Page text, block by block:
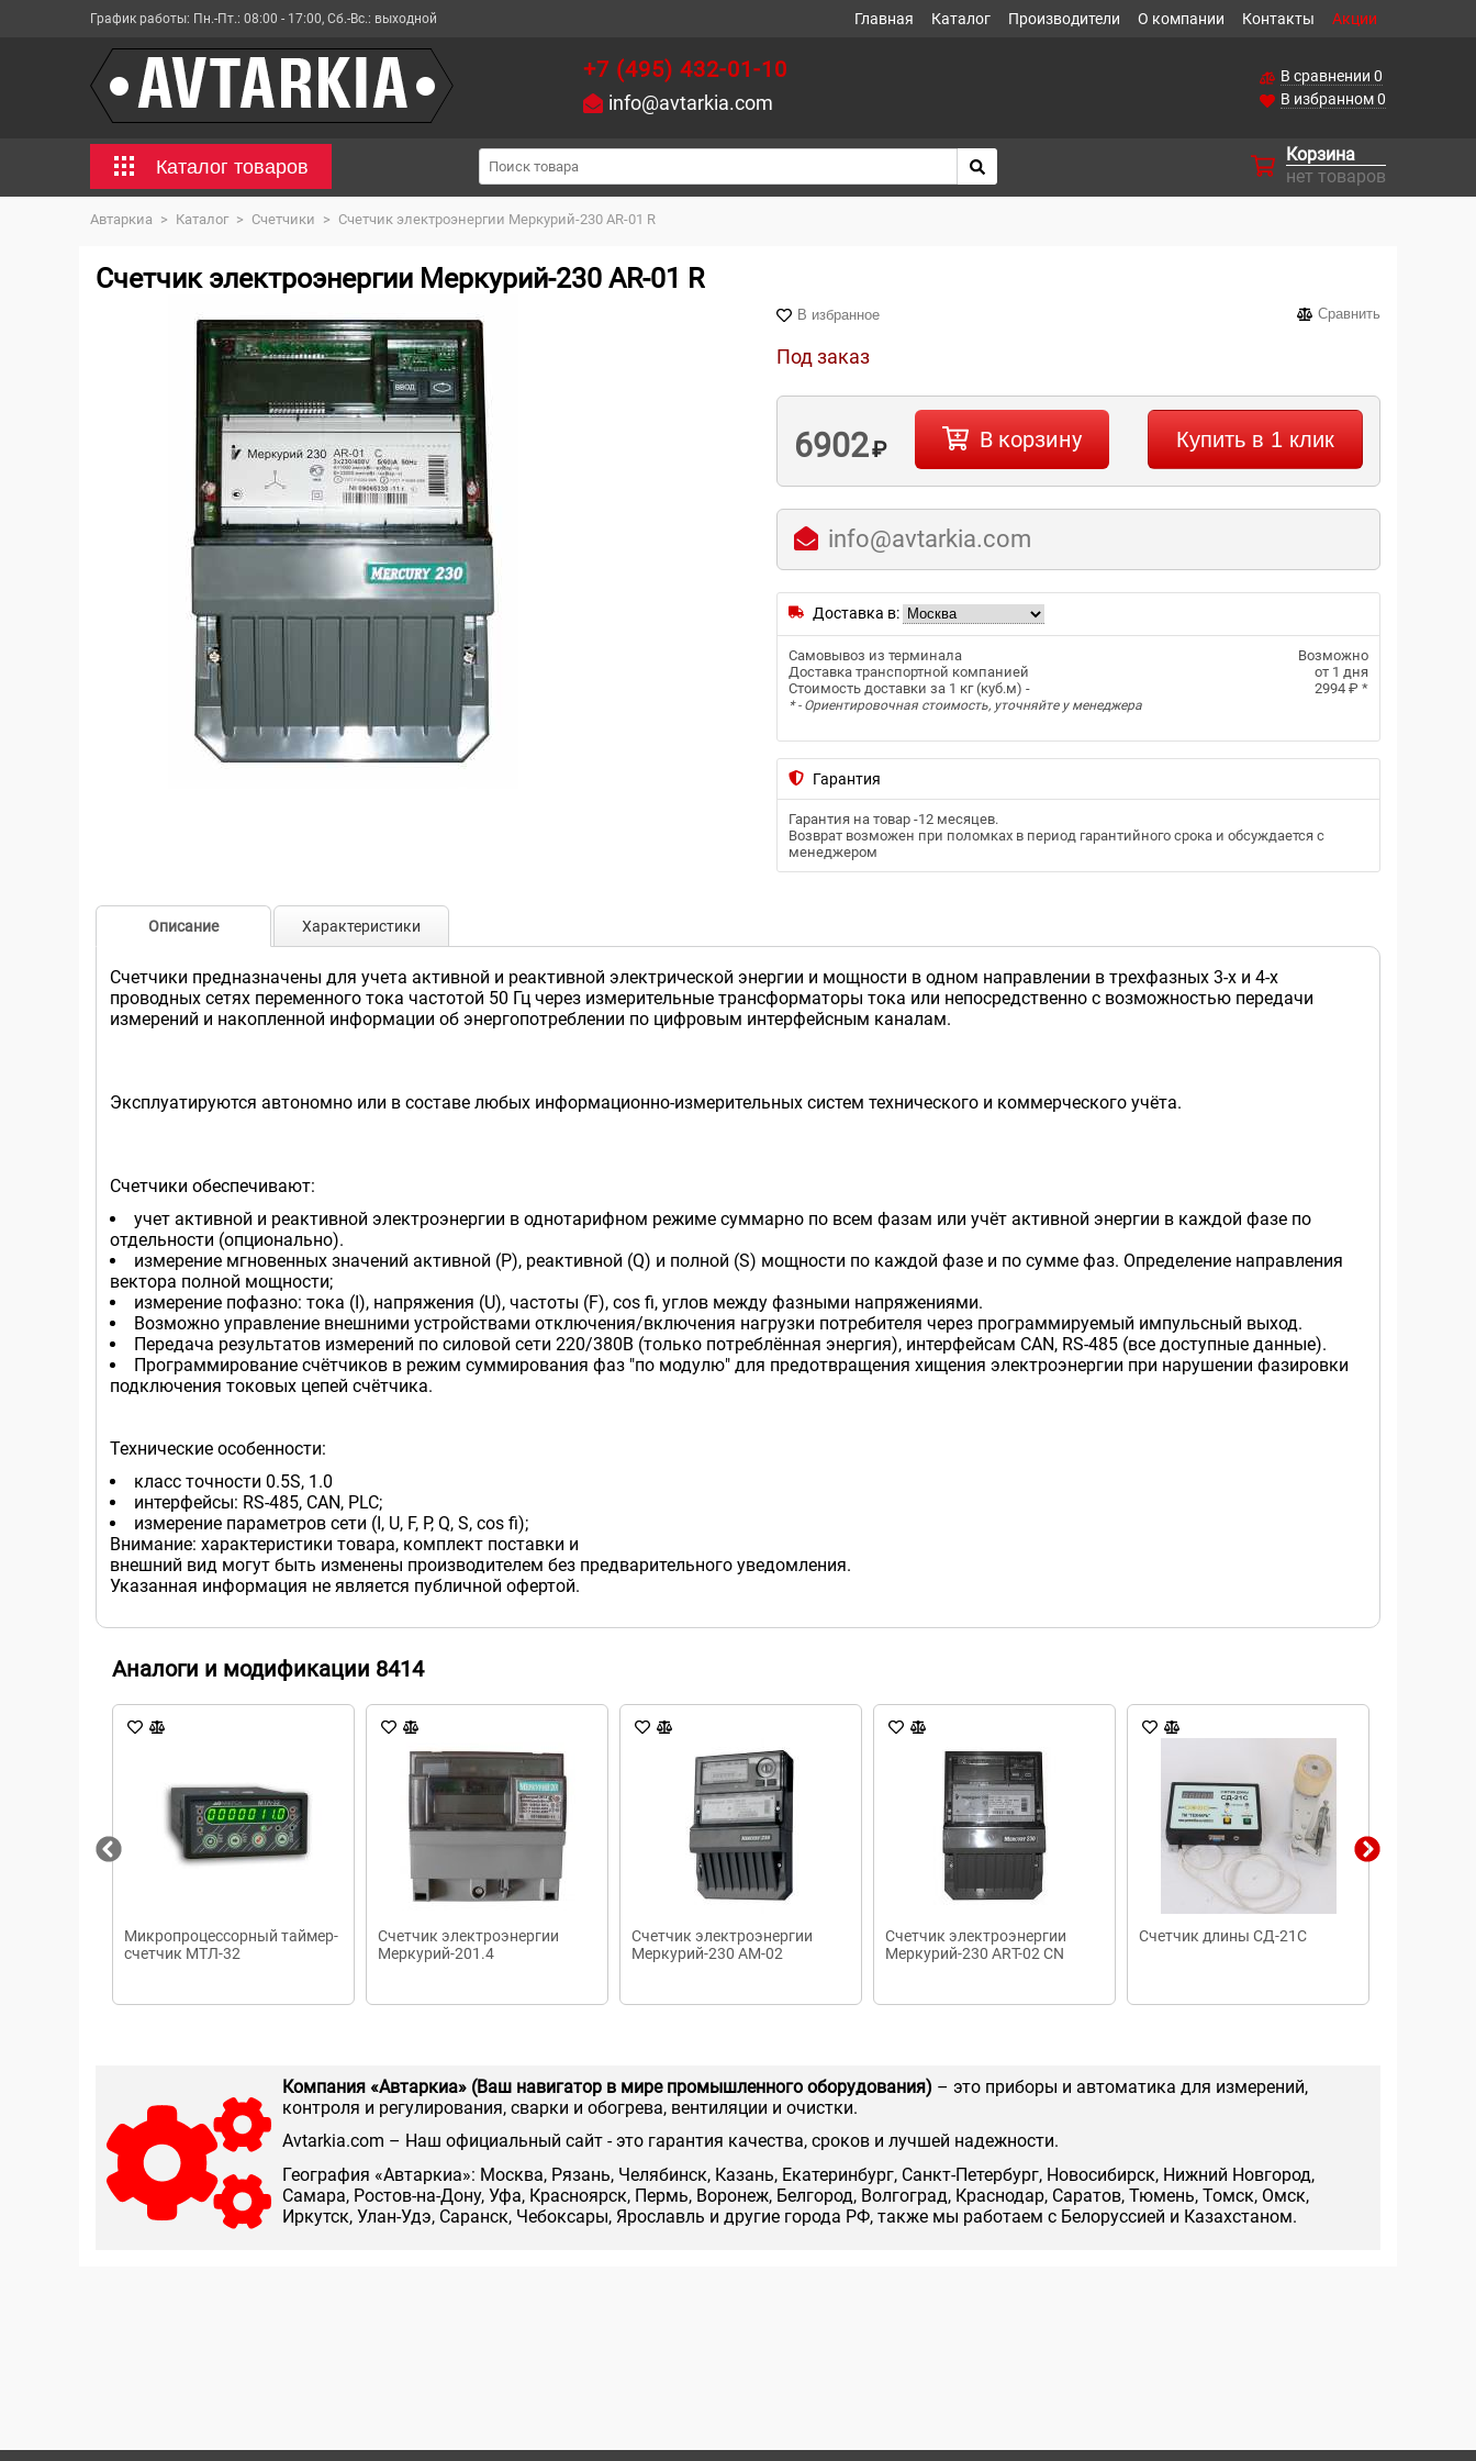
График работы: Пн.-Пт.: 08:00 - 17:00, Сб.-Вс.: выходной Главная Каталог Производители О компании Контакты Акции
+7 (495) 432-01-10
info@avtarkia.com
В сравнении 0
В избранном0
Каталог товаров
Корзина
нет товаров
Автаркиа > Каталог > Счетчики > Счетчик электроэнергии Меркурий-230 АR-01 R
Счетчик электроэнергии Меркурий-230 АR-01 R
В избранное Сравнить
Под заказ
6902₽ В корзину Купить в 1 клик
info@avtarkia.com
Доставка в:
Самовывоз из терминала
Возможно
Доставка транспортной компанией
от 1 дня
Стоимость доставки за 1 кг (куб.м) -
2994 ₽ *
* - Ориентировочная стоимость, уточняйте у менеджера
Гарантия
Гарантия на товар -12 месяцев.
Возврат возможен при поломках в период гарантийного срока и обсуждается с
менеджером
Описание Характеристики
Счетчики предназначены для учета активной и реактивной электрической энергии и мощности в одном направлении в трехфазных 3-х и 4-х
проводных сетях переменного тока частотой 50 Гц через измерительные трансформаторы тока или непосредственно с возможностью передачи
измерений и накопленной информации об энергопотреблении по цифровым интерфейсным каналам.
Эксплуатируются автономно или в составе любых информационно-измерительных систем технического и коммерческого учёта.
Счетчики обеспечивают:
учет активной и реактивной электроэнергии в однотарифном режиме суммарно по всем фазам или учёт активной энергии в каждой фазе по
отдельности (опционально).
измерение мгновенных значений активной (P), реактивной (Q) и полной (S) мощности по каждой фазе и по сумме фаз. Определение направления
вектора полной мощности;
измерение пофазно: тока (I), напряжения (U), частоты (F), cos fi, углов между фазными напряжениями.
Возможно управление внешними устройствами отключения/включения нагрузки потребителя через программируемый импульсный выход.
Передача результатов измерений по силовой сети 220/380В (только потреблённая энергия), интерфейсам CAN, RS-485 (все доступные данные).
Программирование счётчиков в режим суммирования фаз "по модулю" для предотвращения хищения электроэнергии при нарушении фазировки
подключения токовых цепей счётчика.
Технические особенности:
класс точности 0.5S, 1.0
интерфейсы: RS-485, CAN, PLC;
измерение параметров сети (I, U, F, P, Q, S, cos fi);
Внимание: характеристики товара, комплект поставки и
внешний вид могут быть изменены производителем без предварительного уведомления.
Указанная информация не является публичной офертой.
Аналоги и модификации 8414
Микропроцессорный таймер-
счетчик МТЛ-32
Счетчик электроэнергии
Меркурий-201.4
Счетчик электроэнергии
Меркурий-230 AM-02
Счетчик электроэнергии
Меркурий-230 АRТ-02 CN
Счетчик длины СД-21С
Компания «Автаркиа» (Ваш навигатор в мире промышленного оборудования) – это приборы и автоматика для измерений,
контроля и регулирования, сварки и обогрева, вентиляции и очистки.
Аvtarkia.com – Наш официальный сайт - это гарантия качества, сроков и лучшей надежности.
География «Автаркиа»: Москва, Рязань, Челябинск, Казань, Екатеринбург, Санкт-Петербург, Новосибирск, Нижний Новгород,
Самара, Ростов-на-Дону, Уфа, Красноярск, Пермь, Воронеж, Белгород, Волгоград, Краснодар, Саратов, Тюмень, Томск, Омск,
Иркутск, Улан-Удэ, Саранск, Чебоксары, Ярославль и другие города РФ, также мы работаем с Белоруссией и Казахстаном.